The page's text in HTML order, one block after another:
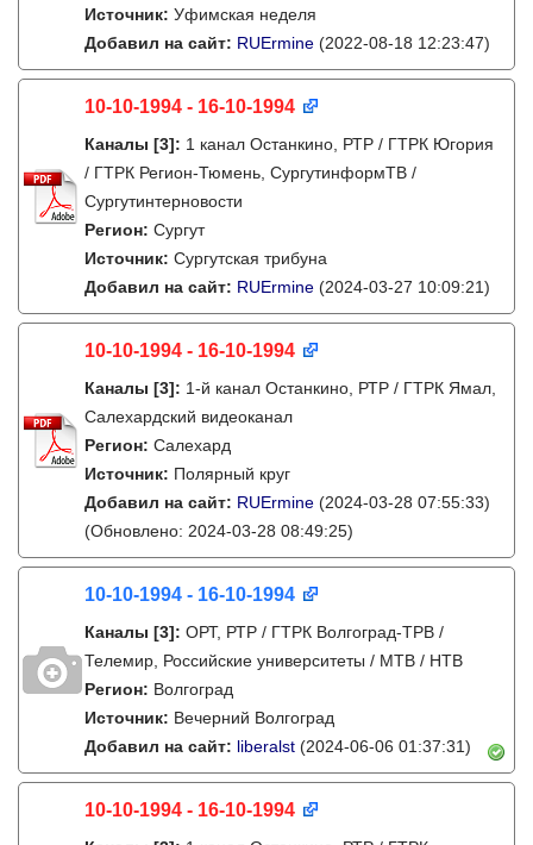
Источник: Уфимская неделя
Добавил на сайт: RUErmine (2022-08-18 12:23:47)
10-10-1994 - 16-10-1994
Каналы [3]: 1 канал Останкино, РТР / ГТРК Югория
/ ГТРК Регион-Тюмень, СургутинформТВ /
Сургутинтерновости
Регион: Сургут
Источник: Сургутская трибуна
Добавил на сайт: RUErmine (2024-03-27 10:09:21)
10-10-1994 - 16-10-1994
Каналы [3]: 1-й канал Останкино, РТР / ГТРК Ямал,
Салехардский видеоканал
Регион: Салехард
Источник: Полярный круг
Добавил на сайт: RUErmine (2024-03-28 07:55:33)
(Обновлено: 2024-03-28 08:49:25)
10-10-1994 - 16-10-1994
Каналы [3]: ОРТ, РТР / ГТРК Волгоград-ТРВ /
Телемир, Российские университеты / МТВ / НТВ
Регион: Волгоград
Источник: Вечерний Волгоград
Добавил на сайт: liberalst (2024-06-06 01:37:31)
10-10-1994 - 16-10-1994